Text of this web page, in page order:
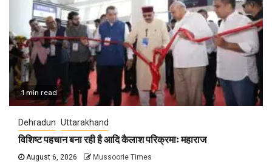
1 min read
Dehradun Uttarakhand
विशिष्ट पहचान बना रही है आदि कैलाश परिक्रमाः महाराज
August 6, 2026 Mussoorie Times